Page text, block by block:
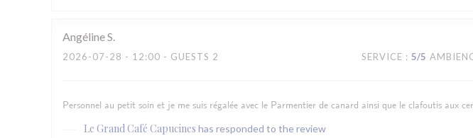
AngélineS
2026-07-28 - 12:00 - GUESTS 2 SERVICE : 5/5
Personnel au petit soin et je me suis régalée avec le Parmentier de canard ainsi que le clafoutis aux
Le Grand Café Capucines has responded to the review